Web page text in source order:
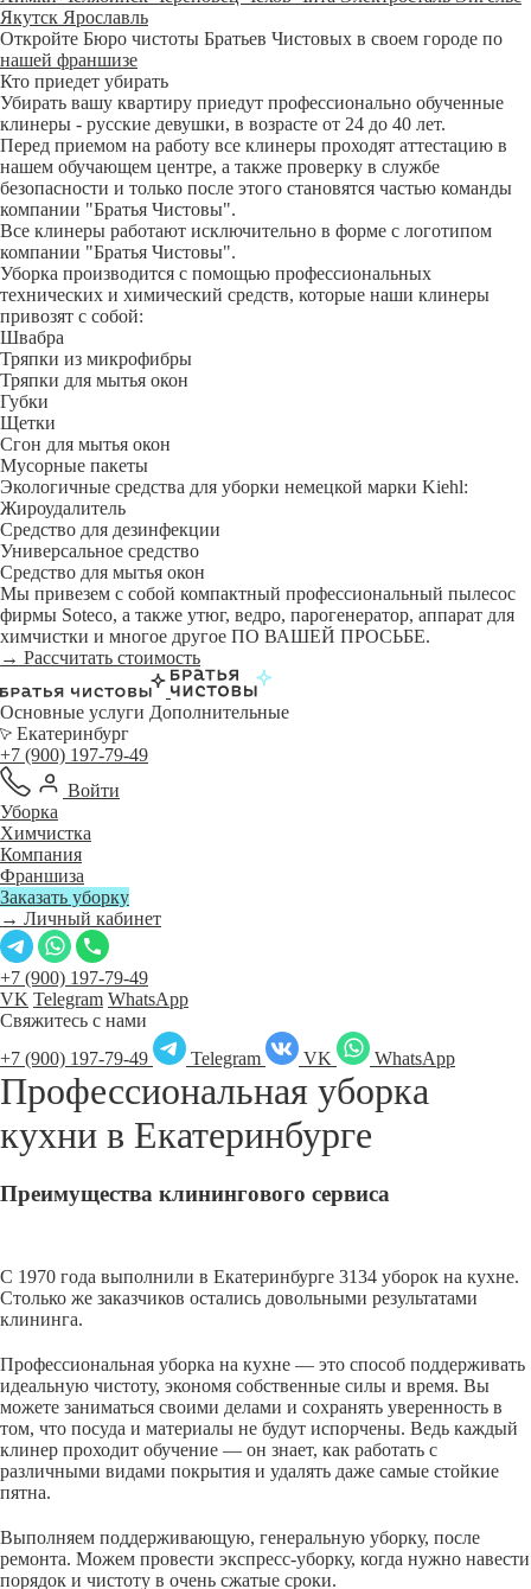
Якутск Ярославль
Откройте Бюро чистоты Братьев Чистовых в своем городе по
нашей франшизе
Кто приедет убирать
Убирать вашу квартиру приедут профессионально обученные
клинеры - русские девушки, в возрасте от 24 до 40 лет.
Перед приемом на работу все клинеры проходят аттестацию в
нашем обучающем центре, а также проверку в службе
безопасности и только после этого становятся частью команды
компании "Братья Чистовы".
Все клинеры работают исключительно в форме с логотипом
компании "Братья Чистовы".
Уборка производится с помощью профессиональных
технических и химический средств, которые наши клинеры
привозят с собой:
Швабра
Тряпки из микрофибры
Тряпки для мытья окон
Губки
Щетки
Сгон для мытья окон
Мусорные пакеты
Экологичные средства для уборки немецкой марки Kiehl:
Жироудалитель
Средство для дезинфекции
Универсальное средство
Средство для мытья окон
Мы привезем с собой компактный профессиональный пылесос
фирмы Soteco, а также утюг, ведро, парогенератор, аппарат для
химчистки и многое другое ПО ВАШЕЙ ПРОСЬБЕ.
→ Рассчитать стоимость
Основные услуги Дополнительные
Екатеринбург
+7 (900) 197-79-49
Войти
Уборка
Химчистка
Компания
Франшиза
Заказать уборку
→ Личный кабинет
+7 (900) 197-79-49
VK Telegram WhatsApp
Свяжитесь с нами
+7 (900) 197-79-49
Telegram VK WhatsApp
Профессиональная уборка
кухни в Екатеринбурге
Преимущества клинингового сервиса
С 1970 года выполнили в Екатеринбурге 3134 уборок на кухне.
Столько же заказчиков остались довольными результатами
клининга.
Профессиональная уборка на кухне — это способ поддерживать
идеальную чистоту, экономя собственные силы и время. Вы
можете заниматься своими делами и сохранять уверенность в
том, что посуда и материалы не будут испорчены. Ведь каждый
клинер проходит обучение — он знает, как работать с
различными видами покрытия и удалять даже самые стойкие
пятна.
Выполняем поддерживающую, генеральную уборку, после
ремонта. Можем провести экспресс-уборку, когда нужно навести
порядок и чистоту в очень сжатые сроки.